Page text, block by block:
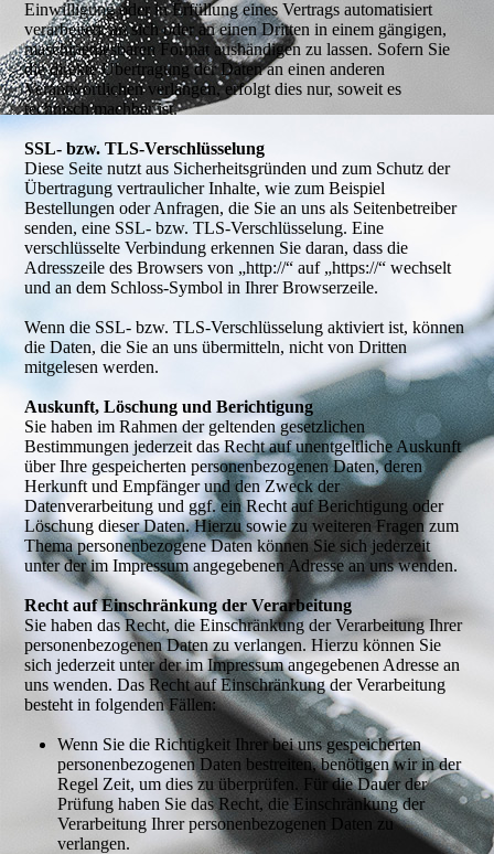
Einwilligung oder in Erfüllung eines Vertrags automatisiert
verarbeiten, an sich oder an einen Dritten in einem gängigen,
maschinenlesbaren Format aushändigen zu lassen. Sofern Sie
die direkte Übertragung der Daten an einen anderen
Verantwortlichen verlangen, erfolgt dies nur, soweit es
technisch machbar ist.
SSL- bzw. TLS-Verschlüsselung
Diese Seite nutzt aus Sicherheitsgründen und zum Schutz der
Übertragung vertraulicher Inhalte, wie zum Beispiel
Bestellungen oder Anfragen, die Sie an uns als Seitenbetreiber
senden, eine SSL- bzw. TLS-Verschlüsselung. Eine
verschlüsselte Verbindung erkennen Sie daran, dass die
Adresszeile des Browsers von „http://“ auf „https://“ wechselt
und an dem Schloss-Symbol in Ihrer Browserzeile.
Wenn die SSL- bzw. TLS-Verschlüsselung aktiviert ist, können
die Daten, die Sie an uns übermitteln, nicht von Dritten
mitgelesen werden.
Auskunft, Löschung und Berichtigung
Sie haben im Rahmen der geltenden gesetzlichen
Bestimmungen jederzeit das Recht auf unentgeltliche Auskunft
über Ihre gespeicherten personenbezogenen Daten, deren
Herkunft und Empfänger und den Zweck der
Datenverarbeitung und ggf. ein Recht auf Berichtigung oder
Löschung dieser Daten. Hierzu sowie zu weiteren Fragen zum
Thema personenbezogene Daten können Sie sich jederzeit
unter der im Impressum angegebenen Adresse an uns wenden.
Recht auf Einschränkung der Verarbeitung
Sie haben das Recht, die Einschränkung der Verarbeitung Ihrer
personenbezogenen Daten zu verlangen. Hierzu können Sie
sich jederzeit unter der im Impressum angegebenen Adresse an
uns wenden. Das Recht auf Einschränkung der Verarbeitung
besteht in folgenden Fällen:
Wenn Sie die Richtigkeit Ihrer bei uns gespeicherten
personenbezogenen Daten bestreiten, benötigen wir in der
Regel Zeit, um dies zu überprüfen. Für die Dauer der
Prüfung haben Sie das Recht, die Einschränkung der
Verarbeitung Ihrer personenbezogenen Daten zu
verlangen.